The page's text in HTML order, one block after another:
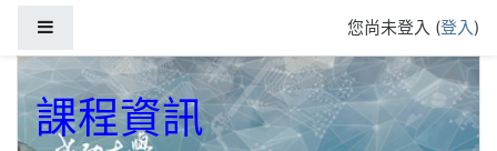
您尚未登入 (登入)
課程資訊